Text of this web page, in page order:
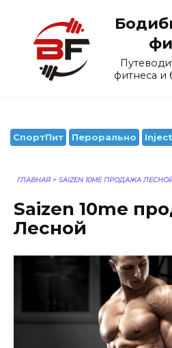
содержанию
фитнеса и
СпортПит Перорально Inject
ГЛАВНАЯ > SAIZEN 10ME ПРОДАЖА
Saizen 10me
Лесной